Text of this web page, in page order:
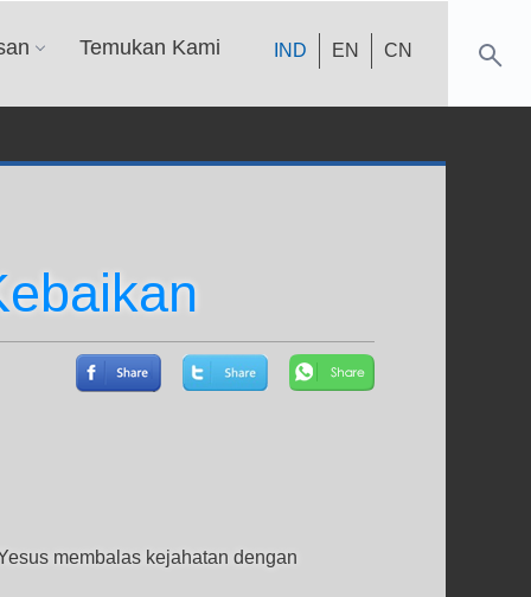
IND EN CN
Temukan Kami
membalas kejahatan dengan